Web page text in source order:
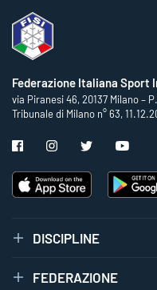
Federazione Italiana Sport
via Piranesi 46, 20137 Milano –
Tribunale di Milano n° 63,
DISCIPLINE
FEDERAZIONE